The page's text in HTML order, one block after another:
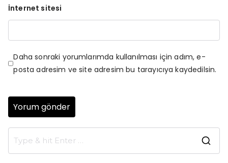
İnternet sitesi
Daha sonraki yorumlarımda kullanılması için adım, e-
posta adresim ve site adresim bu tarayıcıya kaydedilsin.